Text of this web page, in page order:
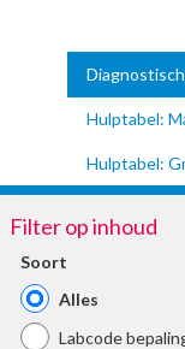
Hulptabel:
Hulptabel:
Filter op inhoud
Soort
Alles
Labcode